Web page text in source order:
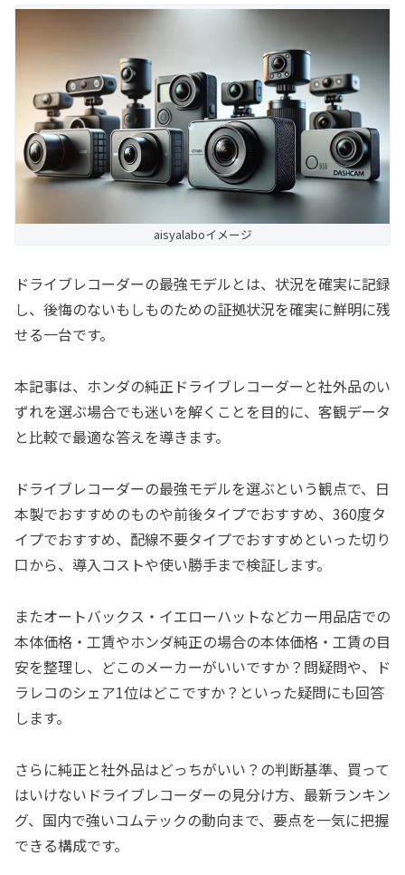
aisyalaboイメージ
ドライブレコーダーの最強モデルとは、状況を確実に記録
し、後悔のないもしものための証拠状況を確実に鮮明に残
せる一台です。
本記事は、ホンダの純正ドライブレコーダーと社外品のい
ずれを選ぶ場合でも迷いを解くことを目的に、客観データ
と比較で最適な答えを導きます。
ドライブレコーダーの最強モデルを選ぶという観点で、日
本製でおすすめのものや前後タイプでおすすめ、360度タ
イプでおすすめ、配線不要タイプでおすすめといった切り
口から、導入コストや使い勝手まで検証します。
またオートバックス・イエローハットなどカー用品店での
本体価格・工賃やホンダ純正の場合の本体価格・工賃の目
安を整理し、どこのメーカーがいいですか？問疑問や、ド
ラレコのシェア1位はどこですか？といった疑問にも回答
します。
さらに純正と社外品はどっちがいい？の判断基準、買って
はいけないドライブレコーダーの見分け方、最新ランキン
グ、国内で強いコムテックの動向まで、要点を一気に把握
できる構成です。